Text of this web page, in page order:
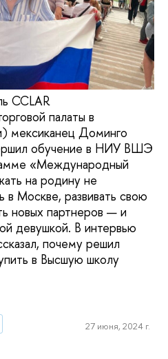
CCLAR
палаты в
мексиканец Доминго
обучение в НИУ ВШЭ
«Международный
на родину не
в Москве, развивать свою
новых партнеров — и
девушкой. В интервью
почему решил
в Высшую школу
27 июня, 2024 г.